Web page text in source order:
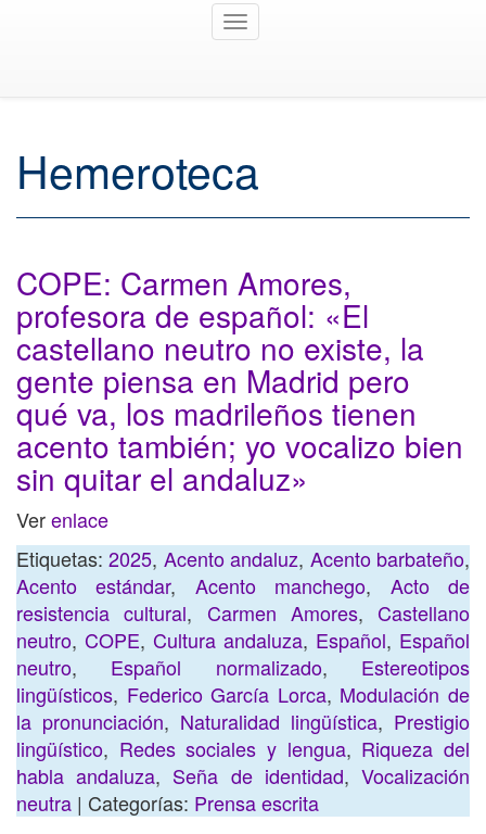
Toggle
Hemeroteca
COPE: Carmen Amores,
profesora de español: «El
castellano neutro no existe, la
gente piensa en Madrid pero
qué va, los madrileños tienen
acento también; yo vocalizo bien
sin quitar el andaluz»
Verenlace
Etiquetas:2025, Acento andaluz, Acento barbateño,
Acento estándar, Acento manchego, Acto de
resistencia cultural, Carmen Amores, Castellano
neutro, COPE, Cultura andaluza, Español, Español
neutro, Español normalizado, Estereotipos
lingüísticos, Federico García Lorca, Modulación de
la pronunciación, Naturalidad lingüística, Prestigio
lingüístico, Redes sociales y lengua, Riqueza del
habla andaluza, Seña de identidad,Vocalización
neutra | Categorías: Prensa escrita